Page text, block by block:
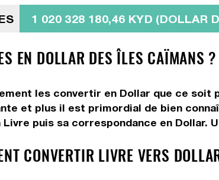
1 020 328 180,46 KYD (DOLLAR
EN DOLLAR DES ÎLES CAÏMANS ?
les convertir en Dollar que ce soit
et plus il est primordial de bien
puis sa correspondance en Dollar.
CONVERTIR LIVRE VERS